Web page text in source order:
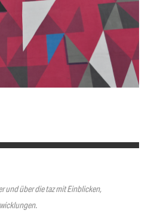
und über die taz mit Einblicken,